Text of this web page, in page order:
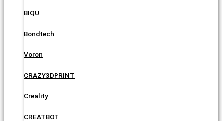
BIQU
Bondtech
Voron
CRAZY3DPRINT
Creality
CREATBOT